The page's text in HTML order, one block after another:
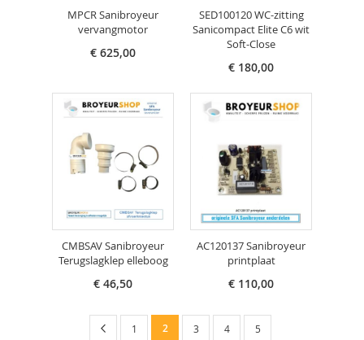
MPCR Sanibroyeur
vervangmotor
€ 625,00
SED100120 WC-zitting
Sanicompact Elite C6 wit
Soft-Close
€ 180,00
CMBSAV Sanibroyeur
Terugslagklep elleboog
€ 46,50
AC120137 Sanibroyeur
printplaat
€ 110,00
Pagina
Pagina
VorigePagina
1
U
2 Pagina
3 Pagina
4 Pagina
5